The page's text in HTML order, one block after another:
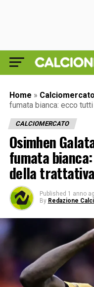
Home » Calciomercato
fumata bianca: ecco
CALCIOMERCATO
Osimhen
fumata
della trattativa
Published 1 anno
By Redazione